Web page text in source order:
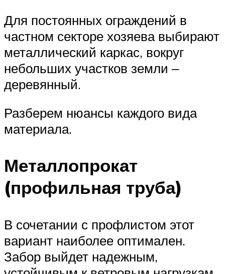
Для постоянных ограждений в
частном секторе хозяева выбирают
металлический каркас, вокруг
небольших участков земли ‒
деревянный.
Разберем нюансы каждого вида
материала.
Металлопрокат
(профильная труба)
В сочетании с профлистом этот
вариант наиболее оптимален.
Забор выйдет надежным,